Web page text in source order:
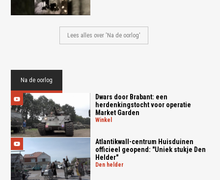
Lees alles over 'Na de oorlog'
Na de oorlog
Dwars door Brabant: een
herdenkingstocht voor operatie
Market Garden
winkel
Atlantikwall-centrum Huisduinen
officieel geopend: "Uniek stukje Den
Helder"
den helder